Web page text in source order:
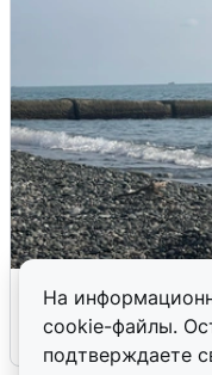
На
cookie-файлы.
подтверждаете
Сирены в
6 августа 0